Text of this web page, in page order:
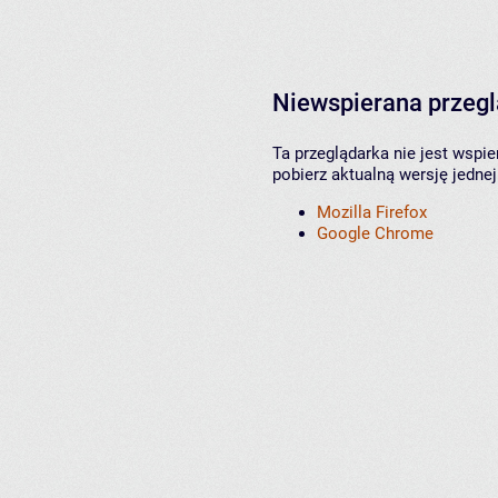
Niewspierana
Ta przeglądarka nie jest
pobierz aktualną wersję
Mozilla Firefox
Google Chrome